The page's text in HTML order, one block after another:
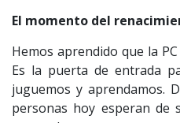
El momento del
Hemos aprendido que la
Es la puerta de entrada
juguemos y aprendamos.
personas hoy esperan de